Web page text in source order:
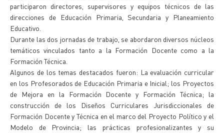
participaron directores, supervisores y equipos técnicos de las
direcciones de Educación Primaria, Secundaria y Planeamiento
Educativo.
Durante las dos jornadas de trabajo, se abordaron diversos núcleos
temáticos vinculados tanto a la Formación Docente como a la
Formación Técnica.
Algunos de los temas destacados fueron: La evaluación curricular
en los Profesorados de Educación Primaria e Inicial; los Proyectos
de Mejora en la Formación Docente y Formación Técnica; la
construcción de los Diseños Curriculares Jurisdiccionales de
Formación Docente y Técnica en el marco del Proyecto Político y el
Modelo de Provincia; las prácticas profesionalizantes y su